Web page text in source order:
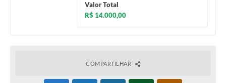
Valor Total
R$ 14.000,00
COMPARTILHAR